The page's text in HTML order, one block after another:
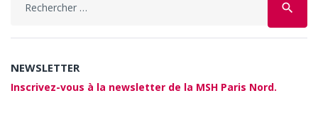
search
NEWSLETTER
Inscrivez-vous à la newsletter de la MSH Paris Nord.